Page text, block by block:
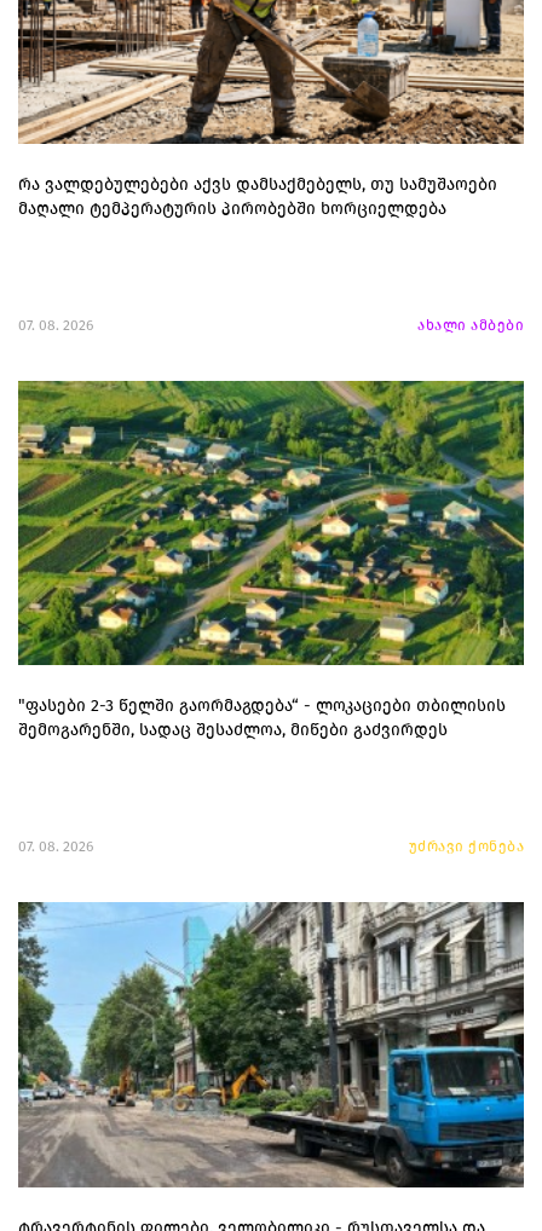
რა ვალდებულებები აქვს დამსაქმებელს, თუ სამუშაოები
მაღალი ტემპერატურის პირობებში ხორციელდება
07. 08. 2026 ახალი ამბები
"ფასები 2-3 წელში გაორმაგდება“ - ლოკაციები თბილისის
შემოგარენში, სადაც შესაძლოა, მიწები გაძვირდეს
07. 08. 2026 უძრავი ქონება